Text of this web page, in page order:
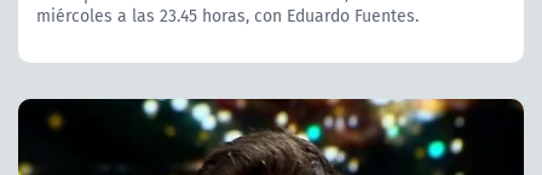
miércoles a las 23.45 horas, con Eduardo Fuentes.